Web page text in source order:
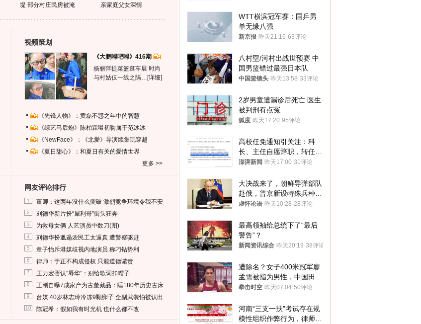
堤 部分村庄民房被淹
亲家庭父女深情
视频策划
《大鹏嘚吧嘚》416期
杨丽萍提菜篮逛车展 时尚
与村姑仅一线之隔… [详细]
《先锋人物》：黄磊不惑之年中的智慧
《综艺马后炮》陈柏霖曝初吻属于范冰冰
《NewFace》：《北爱》导演续集玩穿越
《夏日甜心》：和夏日有关的爱情世界
更多 >>
网友评论排行
1 董卿：这两年没什么突破 激烈竞争环境令我不安
2 刘德华新片扮“犀利哥”街头狂奔
3 为救母女俩 人艺演员中数刀(图)
4 刘德华扮邋遢农民工太逼真 遭警察驱赶
5 章子怡斥港媒歧视内地演员 称刁钻势利
6 律师：于正不构成侵权 只能道德谴责
7 王力宏否认“辱华”：别给歌词扣帽子
8 王刚自曝7成家产为古董藏品：睡180年历史古床
9 台媒:40岁林志玲冷冻9颗卵子 全副武装怕被认出
10 陈冠希：假如我有时光机 也什么都不改
WTT横滨冠军赛：国乒男
单无缘八强
新京报 昨天21:16 63评论
八村塁/河村出战世预赛 中
国男篮错过最强日本队
中国篮镜头 昨天13:58 33评论
2岁男童遭漏诊后死亡 医生
被判刑有点冤
狐度 昨天17:20 95评论
高校任免通知引关注：科
长、主任自愿辞职，转任思
政辅导员
澎湃新闻 昨天17:00 31评论
大决战来了，朝鲜导弹部队
赴俄，普京新设特殊兵种，
76岁老将扛旗
虚怀论语 昨天10:28 28评论
最高领袖给总统下了“最后
警告”？
新闻资讯综合 昨天20:19 38评论
遭除名？女子400米冠军廖
孟雪被指为男性，中国田协
默不作声
拳击时空 昨天07:04 50评论
河南“三支一扶”考试存在规
模性组织作弊行为，律师：